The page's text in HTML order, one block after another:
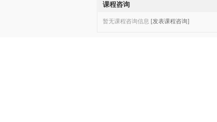
课程咨询
暂无课程咨询信息 [发表课程咨询]